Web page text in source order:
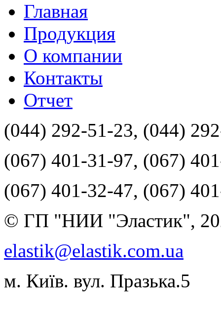
Главная
Продукция
О компании
Контакты
Отчет
(044) 292-51-23, (044)
(067) 401-31-97, (067)
(067) 401-32-47, (067)
© ГП "НИИ "Эластик",
elastik@elastik.com.ua
м. Київ. вул. Празька.5